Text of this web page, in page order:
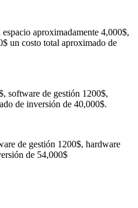
aproximadamente 4,000$,
un costo total aproximado de
software de gestión 1200$,
de inversión de 40,000$.
de gestión 1200$, hardware
de 54,000$